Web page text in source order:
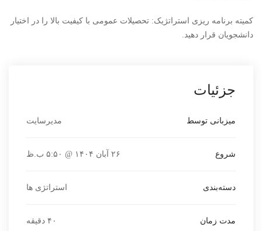
کمیته برنامه ریزی استراتژیک: تحصیلات عمومی با کیفیت بالا را در اختیار
دانشجویان قرار دهید.
جزئیات
میزبانی توسط مدیرسایت
شروع ۲۶ آبان ۱۴۰۴ @ ۵:۵۰ ب.ظ
دسته‌بندی استراتژی ها
مدت زمان ۴۰ دقیقه